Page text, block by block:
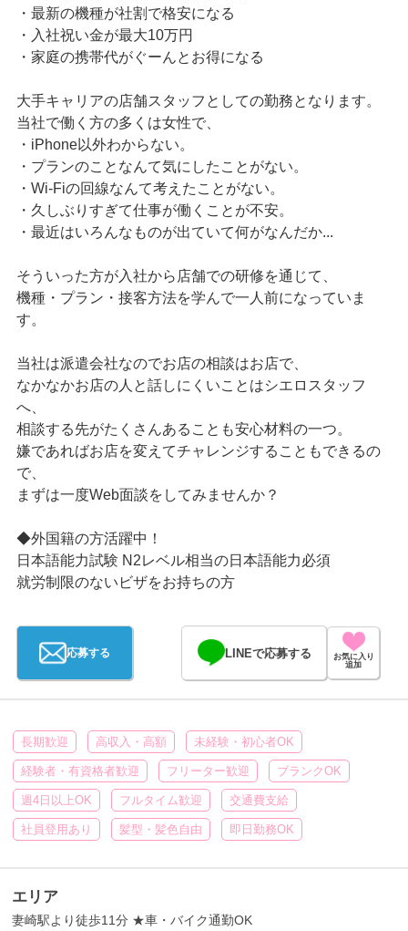
・最新の機種が社割で格安になる
・入社祝い金が最大10万円
・家庭の携帯代がぐーんとお得になる
大手キャリアの店舗スタッフとしての勤務となります。
当社で働く方の多くは女性で、
・iPhone以外わからない。
・プランのことなんて気にしたことがない。
・Wi-Fiの回線なんて考えたことがない。
・久しぶりすぎて仕事が働くことが不安。
・最近はいろんなものが出ていて何がなんだか...
そういった方が入社から店舗での研修を通じて、
機種・プラン・接客方法を学んで一人前になっていま
す。
当社は派遣会社なのでお店の相談はお店で、
なかなかお店の人と話しにくいことはシエロスタッフ
へ、
相談する先がたくさんあることも安心材料の一つ。
嫌であればお店を変えてチャレンジすることもできるの
で、
まずは一度Web面談をしてみませんか？
◆外国籍の方活躍中！
日本語能力試験 N2レベル相当の日本語能力必須
就労制限のないビザをお持ちの方
応募する LINEで応募する
お気に入り
追加
長期歓迎 高収入・高額 未経験・初心者OK
経験者・有資格者歓迎 フリーター歓迎 ブランクOK
週4日以上OK フルタイム歓迎 交通費支給
社員登用あり 髪型・髪色自由 即日勤務OK
エリア
妻崎駅より徒歩11分 ★車・バイク通勤OK